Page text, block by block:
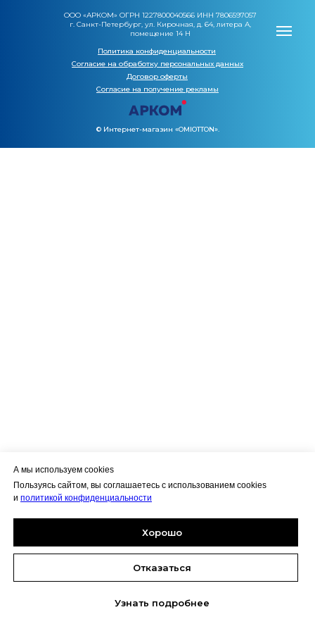
ООО «АРКОМ» ОГРН 1227800040566 ИНН 7806597057
г. Санкт-Петербург, ул. Кирочная, д. 64, литера А,
помещение 14 Н
Политика конфиденциальности
Согласие на обработку персональных данных
Cогласие на получение рекламы
Договор оферты
© Интернет-магазин «OMIOTTON».
А мы используем cookies
Пользуясь сайтом, вы соглашаетесь с использованием cookies
и политикой конфиденциальности
Хорошо
Отказаться
Узнать подробнее